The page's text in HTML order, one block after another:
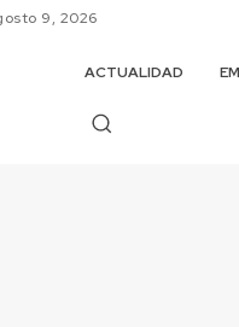
9, 2026
ACTUALIDAD